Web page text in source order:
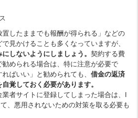
したままでも報酬が得られる」などの
見かけることも多くなっていますが、
しないようにしましょう。契約する費
勧められる場合は、特に注意が必要で
ばいい」と勧められても、借金の返済
覚しておく必要があります。
者サイトに登録してしまった場合は、I
、悪用されないための対策を取る必要も